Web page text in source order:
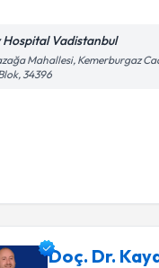
Hospital Vadistanbul
Mahallesi, Kemerburgaz
34396
Doç. Dr.